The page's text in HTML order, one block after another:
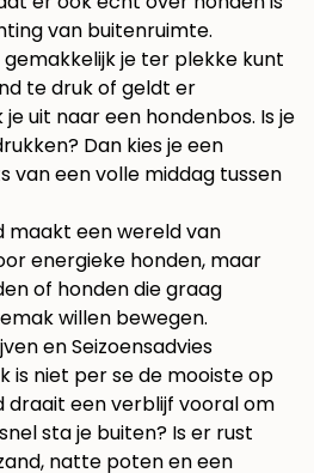
van buitenruimte.
je ter plekke kunt
te druk of geldt er
uit naar een hondenbos. Is je
Dan kies je een
van een volle middag tussen
maakt een wereld van
energieke honden, maar
of honden die graag
willen bewegen.
en Seizoensadvies
is niet per se de mooiste op
draait een verblijf vooral om
sta je buiten? Is er rust
natte poten en een